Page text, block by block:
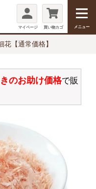
マイページ 買い物カゴ メニュー
のお助け価格で販
花【通常価格】